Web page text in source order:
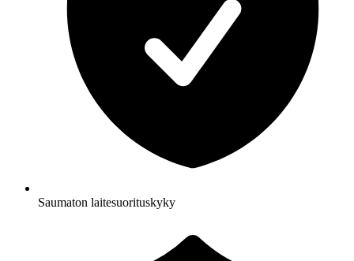
Saumaton laitesuorituskyky